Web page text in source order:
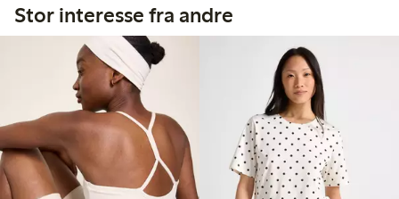
Stor interesse fra andre